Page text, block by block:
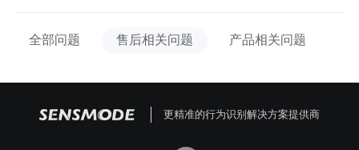
全部问题 售后相关问题 产品相关问题
更精准的行为识别解决方案提供商